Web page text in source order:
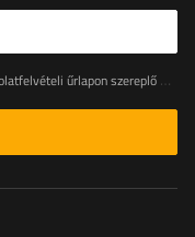
és a Tanács (EU) rendeletével összhangban történő kezeléséhez